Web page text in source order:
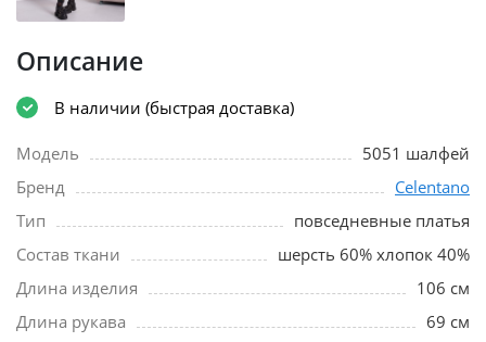
Описание
В наличии (быстрая доставка)
Модель
5051 шалфей
Бренд
Celentano
Тип
повседневные платья
Состав ткани
шерсть 60% хлопок 40%
Длина изделия
106 см
Длина рукава
69 см